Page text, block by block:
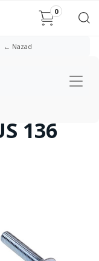
0
← Nazad
136